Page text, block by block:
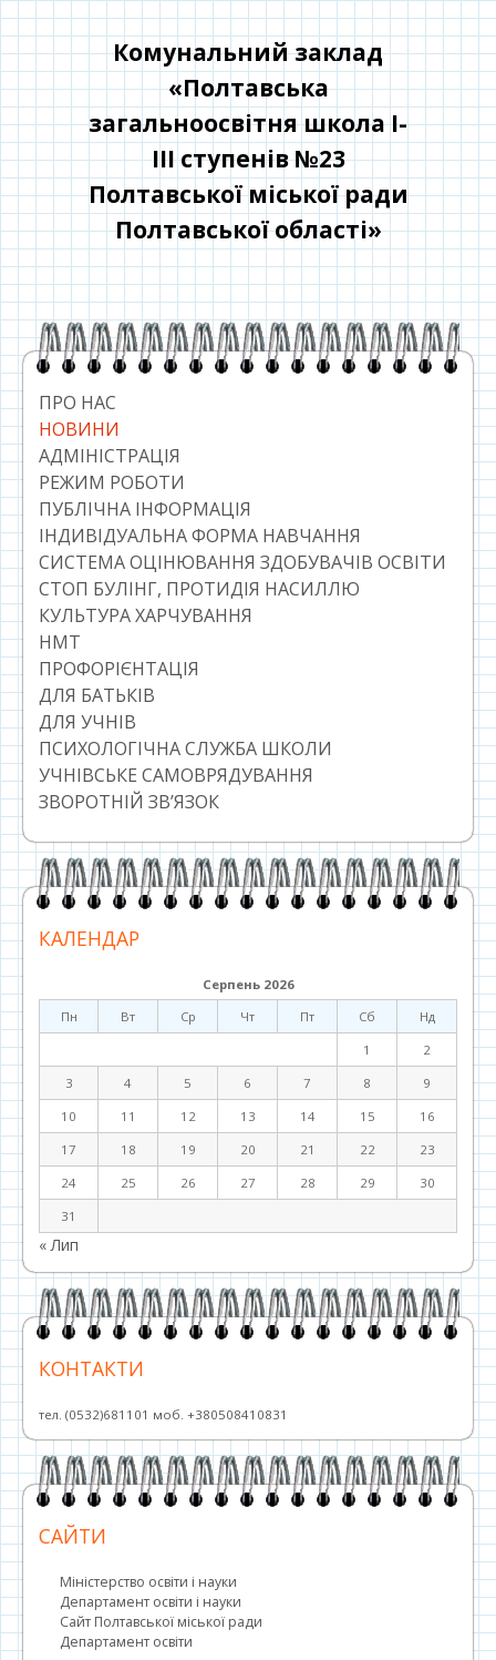
до
контенту
Комунальний заклад
«Полтавська
загальноосвітня школа І-
ІІІ ступенів №23
Полтавської міської ради
Полтавської області»
Головний
сайдбар
ПРО НАС
НОВИНИ
АДМІНІСТРАЦІЯ
РЕЖИМ РОБОТИ
ПУБЛІЧНА ІНФОРМАЦІЯ
ІНДИВІДУАЛЬНА ФОРМА НАВЧАННЯ
СИСТЕМА ОЦІНЮВАННЯ ЗДОБУВАЧІВ ОСВІТИ
СТОП БУЛІНГ, ПРОТИДІЯ НАСИЛЛЮ
КУЛЬТУРА ХАРЧУВАННЯ
НМТ
ПРОФОРІЄНТАЦІЯ
ДЛЯ БАТЬКІВ
ДЛЯ УЧНІВ
ПСИХОЛОГІЧНА СЛУЖБА ШКОЛИ
УЧНІВСЬКЕ САМОВРЯДУВАННЯ
ЗВОРОТНІЙ ЗВ’ЯЗОК
КАЛЕНДАР
Серпень 2026
Пн
Вт Ср Чт Пт Сб
Нд
1
2
3
4 5 6 7 8
9
10
11 12 13 14 15
16
17
18 19 20 21 22
23
24
25 26 27 28 29
30
31
« Лип
КОНТАКТИ
тел. (0532)681101 моб. +380508410831
САЙТИ
Міністерство освіти і науки
Департамент освіти і науки
Сайт Полтавської міської ради
Департамент освіти